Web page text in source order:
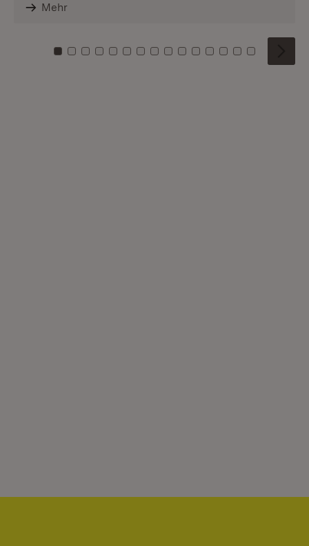
Mehr
Zu Kachel: 0
Zu Kachel: 1
Zu Kachel: 2
Zu Kachel: 3
Zu Kachel: 4
Zu Kachel: 5
Zu Kachel: 6
Zu Kachel: 7
Zu Kachel: 8
Zu Kachel: 9
Zu Kachel: 10
Zu Kachel: 11
Zu Kachel: 12
Zu Kachel:
Zu